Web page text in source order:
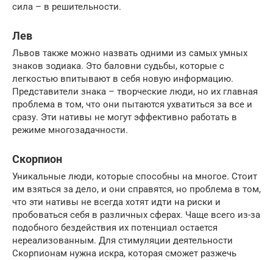
сила – в решительности.
Лев
Львов также можно назвать одними из самых умных
знаков зодиака. Это баловни судьбы, которые с
легкостью впитывают в себя новую информацию.
Представители знака – творческие люди, но их главная
проблема в том, что они пытаются ухватиться за все и
сразу. Эти нативы не могут эффективно работать в
режиме многозадачности.
Скорпион
Уникальные люди, которые способны на многое. Стоит
им взяться за дело, и они справятся, но проблема в том,
что эти нативы не всегда хотят идти на риски и
пробоваться себя в различных сферах. Чаще всего из-за
подобного бездействия их потенциал остается
нереализованным. Для стимуляции деятельности
Скорпионам нужна искра, которая сможет разжечь